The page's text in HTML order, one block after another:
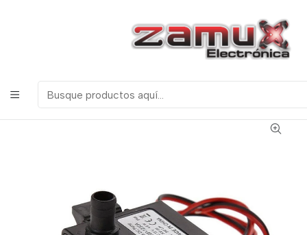
ELECTRONICOS, ROBOTICA & TECNOLOGIA
Productos
Robotica
BOMBA DE AGUA SUMERGIBLE AD20P-1230C 110 -120